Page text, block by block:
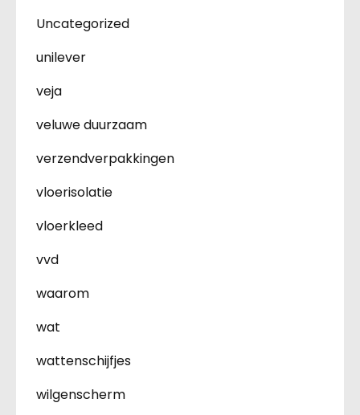
Uncategorized
unilever
veja
veluwe duurzaam
verzendverpakkingen
vloerisolatie
vloerkleed
vvd
waarom
wat
wattenschijfjes
wilgenscherm